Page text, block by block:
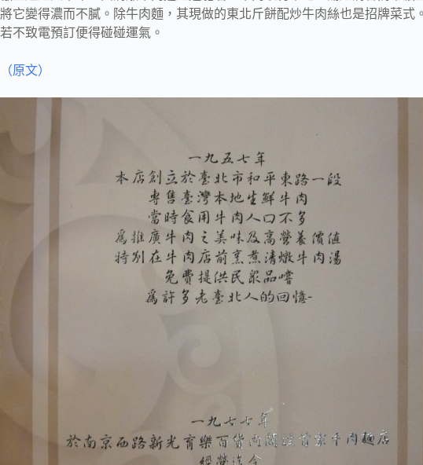
將它變得濃而不膩。除牛肉麵，其現做的東北斤餅配炒牛肉絲也是招牌菜式
若不致電預訂便得碰碰運氣。
（原文）